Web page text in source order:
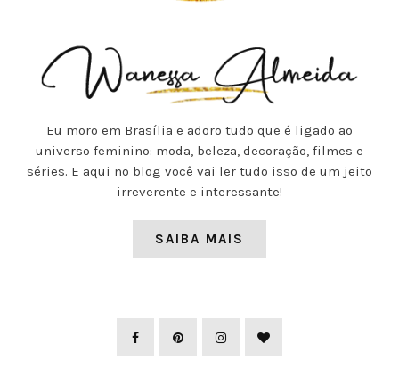
Eu moro em Brasília e adoro tudo que é ligado ao
universo feminino: moda, beleza, decoração, filmes e
séries. E aqui no blog você vai ler tudo isso de um jeito
irreverente e interessante!
SAIBA MAIS